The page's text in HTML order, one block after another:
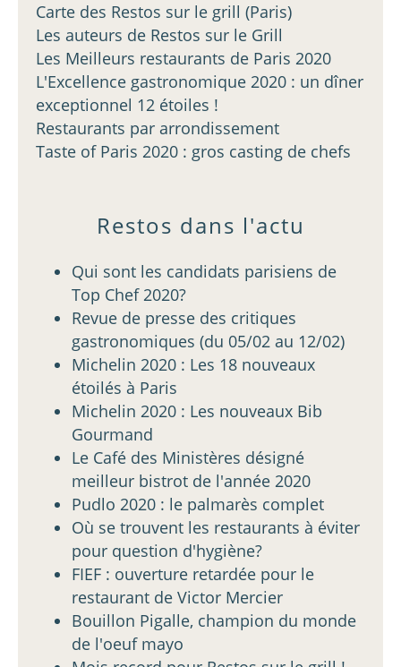
Carte des Restos sur le grill (Paris)
Les auteurs de Restos sur le Grill
Les Meilleurs restaurants de Paris 2020
L'Excellence gastronomique 2020 : un dîner
exceptionnel 12 étoiles !
Restaurants par arrondissement
Taste of Paris 2020 : gros casting de chefs
Restos dans l'actu
Qui sont les candidats parisiens de
Top Chef 2020?
Revue de presse des critiques
gastronomiques (du 05/02 au 12/02)
Michelin 2020 : Les 18 nouveaux
étoilés à Paris
Michelin 2020 : Les nouveaux Bib
Gourmand
Le Café des Ministères désigné
meilleur bistrot de l'année 2020
Pudlo 2020 : le palmarès complet
Où se trouvent les restaurants à éviter
pour question d'hygiène?
FIEF : ouverture retardée pour le
restaurant de Victor Mercier
Bouillon Pigalle, champion du monde
de l'oeuf mayo